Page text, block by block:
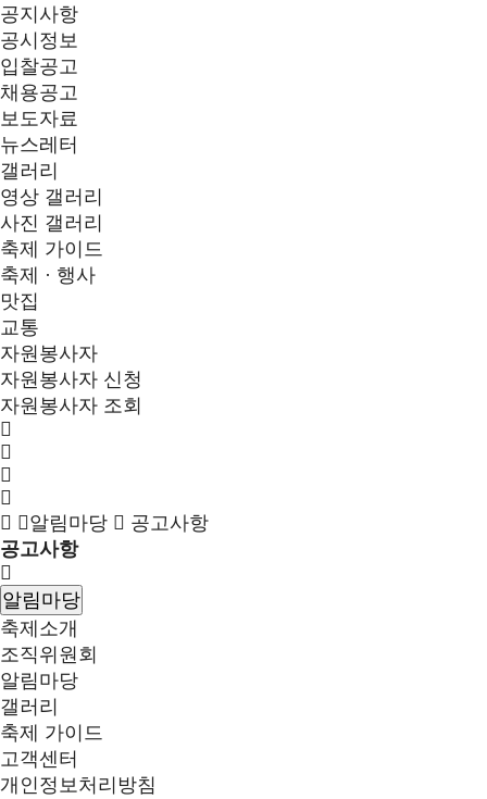
공지사항
공시정보
입찰공고
채용공고
보도자료
뉴스레터
갤러리
영상 갤러리
사진 갤러리
축제 가이드
축제 · 행사
맛집
교통
자원봉사자
자원봉사자 신청
자원봉사자 조회
알림마당
공고사항
공고사항
알림마당
축제소개
조직위원회
알림마당
갤러리
축제 가이드
고객센터
개인정보처리방침